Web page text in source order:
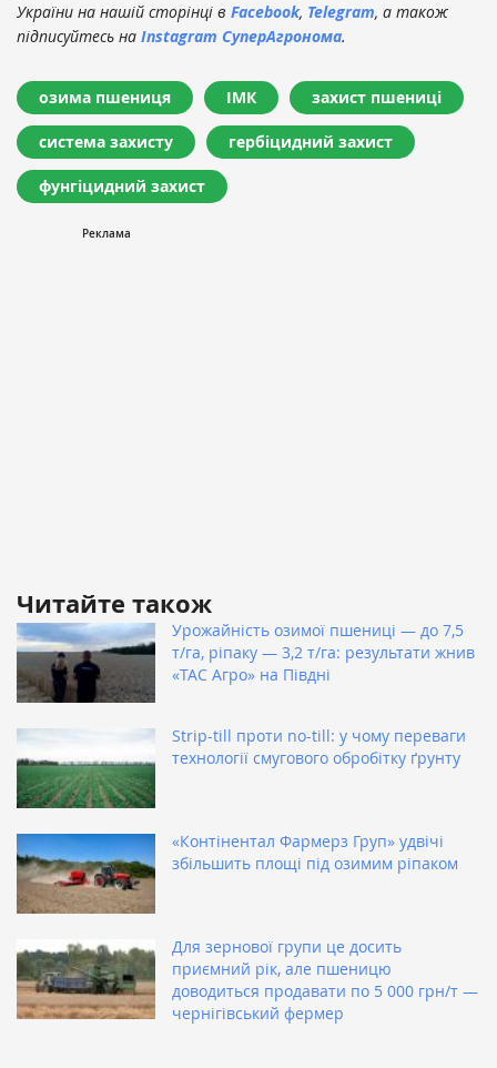
України на нашій сторінці в Facebook, Telegram, а також
підписуйтесь на Instagram СуперАгронома.
озима пшениця ІМК захист пшениці
система захисту гербіцидний захист
фунгіцидний захист
Читайте також
Урожайність озимої пшениці — до 7,5
т/га, ріпаку — 3,2 т/га: результати жнив
«ТАС Агро» на Півдні
Strip-till проти no-till: у чому переваги
технології смугового обробітку ґрунту
«Контінентал Фармерз Груп» удвічі
збільшить площі під озимим ріпаком
Для зернової групи це досить
приємний рік, але пшеницю
доводиться продавати по 5 000 грн/т —
чернігівський фермер